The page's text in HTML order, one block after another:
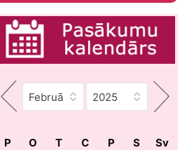
P O T C P S
Sv